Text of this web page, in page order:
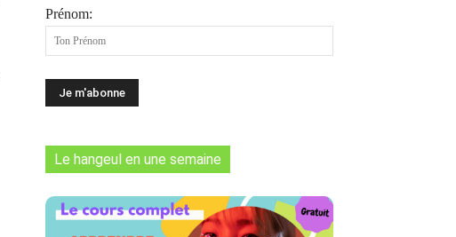
Prénom:
Le hangeul en une semaine